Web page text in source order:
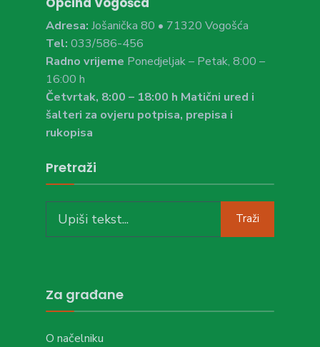
Adresa: Jošanička 80 • 71320 Vogošća
Tel: 033/586-456
Radno vrijeme Ponedjeljak – Petak, 8:00 –
16:00 h
Četvrtak, 8:00 – 18:00 h Matični ured i
šalteri za ovjeru potpisa, prepisa i
rukopisa
Pretraži
for:
Traži
Za građane
O načelniku